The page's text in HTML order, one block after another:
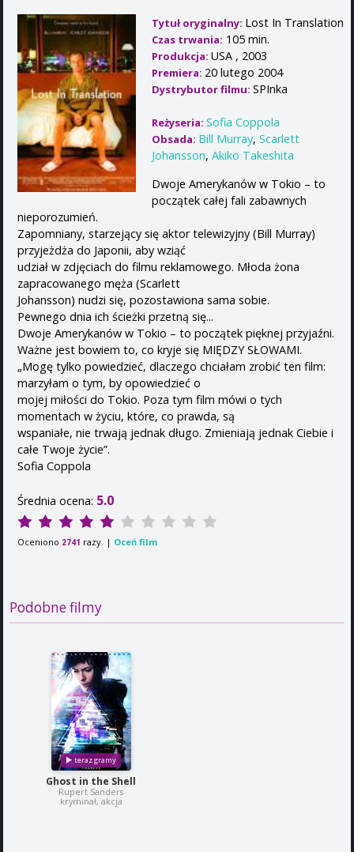
Tytuł oryginalny: Lost In Translation
Czas trwania: 105 min.
Produkcja: USA , 2003
Premiera: 20 lutego 2004
Dystrybutor filmu: SPInka
Reżyseria: Sofia Coppola
Obsada: Bill Murray, Scarlett
Johansson, Akiko Takeshita
Dwoje Amerykanów w Tokio – to
początek całej fali zabawnych
nieporozumień.
Zapomniany, starzejący się aktor telewizyjny (Bill Murray)
przyjeżdża do Japonii, aby wziąć
udział w zdjęciach do filmu reklamowego. Młoda żona
zapracowanego męża (Scarlett
Johansson) nudzi się, pozostawiona sama sobie.
Pewnego dnia ich ścieżki przetną się...
Dwoje Amerykanów w Tokio – to początek pięknej przyjaźni.
Ważne jest bowiem to, co kryje się MIĘDZY SŁOWAMI.
„Mogę tylko powiedzieć, dlaczego chciałam zrobić ten film:
marzyłam o tym, by opowiedzieć o
mojej miłości do Tokio. Poza tym film mówi o tych
momentach w życiu, które, co prawda, są
wspaniałe, nie trwają jednak długo. Zmieniają jednak Ciebie i
całe Twoje życie”.
Sofia Coppola
Średnia ocena: 5.0
Oceniono 2741 razy. | Oceń film
Podobne filmy
Ghost in the Shell
Rupert Sanders
kryminał, akcja